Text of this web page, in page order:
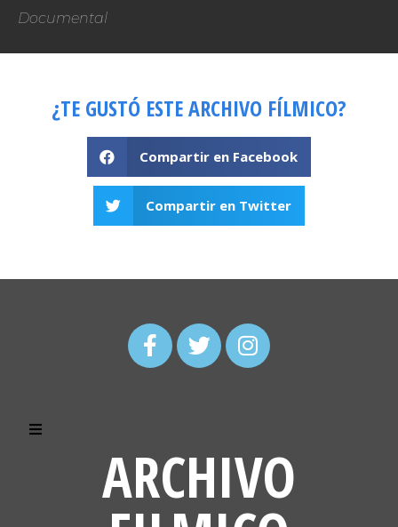
Documental
¿TE GUSTÓ ESTE ARCHIVO FÍLMICO?
Compartir en Facebook
Compartir en Twitter
ARCHIVO